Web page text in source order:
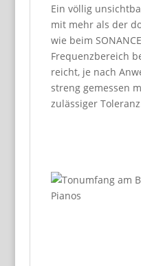
Ein völlig
mit mehr als der
wie beim
Frequenzbereich
reicht, je nach
streng gemessen
zulässiger